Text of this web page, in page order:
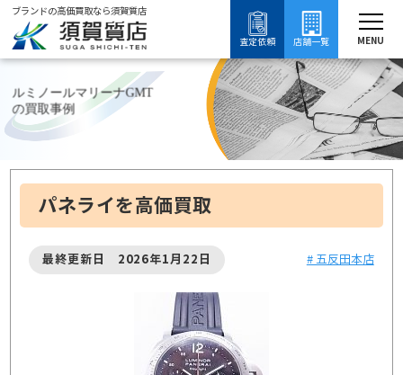
ブランドの高価買取なら須賀質店
査定依頼
店舗一覧 MENU
ブランド買取 時計買取 ルミノールマリーナGMTの買取
ルミノールマリーナGMT
の買取事例
パネライを高価買取
最終更新日 2026年1月22日 # 五反田本店